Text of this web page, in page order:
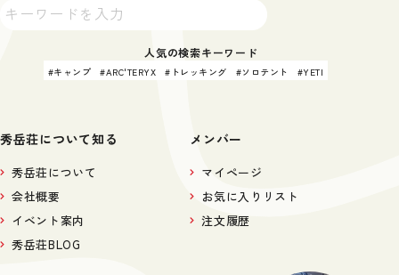
人気の検索キーワード
キャンプ ARC'TERYX トレッキング ソロテント YETI
秀岳荘について知る
秀岳荘について
会社概要
イベント案内
秀岳荘BLOG
メンバー
マイページ
お気に入りリスト
注文履歴